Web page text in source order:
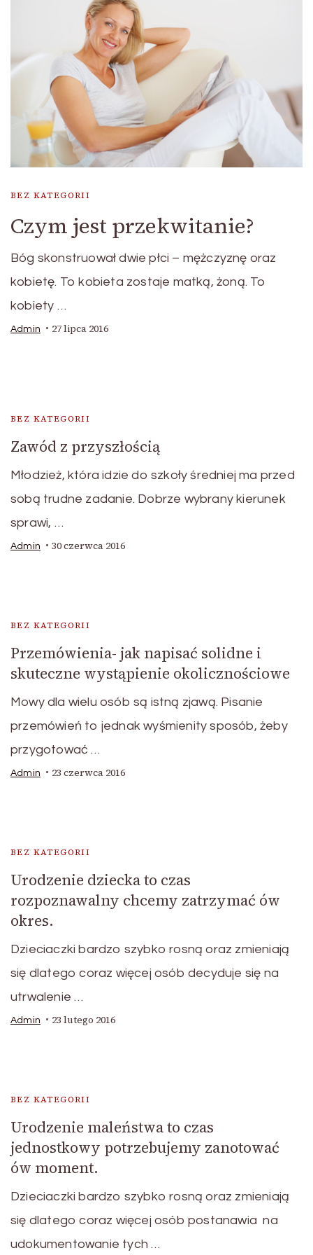
BEZ KATEGORII
Czym jest przekwitanie?
Bóg skonstruował dwie płci – mężczyznę oraz
kobietę. To kobieta zostaje matką, żoną. To
kobiety …
Admin 27 lipca 2016
BEZ KATEGORII
Zawód z przyszłością
Młodzież, która idzie do szkoły średniej ma przed
sobą trudne zadanie. Dobrze wybrany kierunek
sprawi, …
Admin 30 czerwca 2016
BEZ KATEGORII
Przemówienia- jak napisać solidne i
skuteczne wystąpienie okolicznościowe
Mowy dla wielu osób są istną zjawą. Pisanie
przemówień to jednak wyśmienity sposób, żeby
przygotować …
Admin 23 czerwca 2016
BEZ KATEGORII
Urodzenie dziecka to czas
rozpoznawalny chcemy zatrzymać ów
okres.
Dzieciaczki bardzo szybko rosną oraz zmieniają
się dlatego coraz więcej osób decyduje się na
utrwalenie …
Admin 23 lutego 2016
BEZ KATEGORII
Urodzenie maleństwa to czas
jednostkowy potrzebujemy zanotować
ów moment.
Dzieciaczki bardzo szybko rosną oraz zmieniają
się dlatego coraz więcej osób postanawia na
udokumentowanie tych …